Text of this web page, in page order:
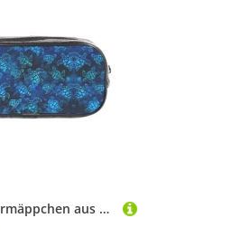
HAHAFU Federmäppchen aus PVC, Motiv: Meeresschildkröte, transparent, Make-up-Tasche für Schule, Büro, Reisen, Fitnessstudio, Zubehör, Organizer (komplett bedruckte Vorderseite)